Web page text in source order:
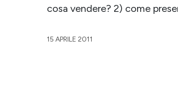
cosa vendere? 2) come
15 APRILE 2011